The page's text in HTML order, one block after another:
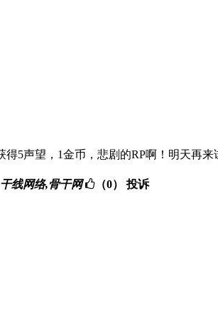
得5声望，1金币，悲剧的RP啊！明天再来
线网络,骨干网 （0） 投诉